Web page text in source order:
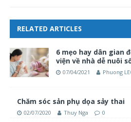
RELATED ARTICLES
6 mẹo hay dân gian
viện về nhà dễ nuôi
07/04/2021 Phuong
Chăm sóc sản phụ dọa sảy thai
02/07/2020 Thuy Nga 0